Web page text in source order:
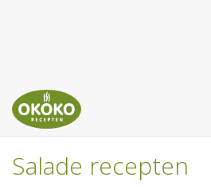
HOME
Salade recepten